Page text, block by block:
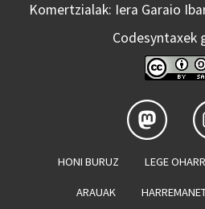
Komertzialak: Iera Garaio
Codesyntaxek
HONI BURUZ LEGE
ARAUAK